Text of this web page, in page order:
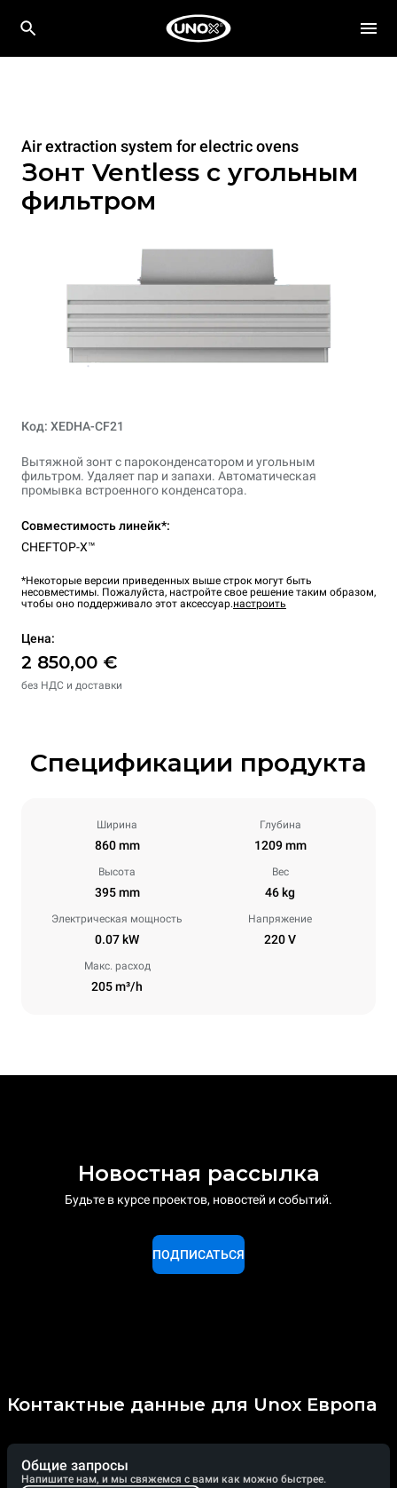
Air extraction system for electric ovens
Зонт Ventless c угольным
фильтром
Код: XEDHA-CF21
Вытяжной зонт с пароконденсатором и угольным
фильтром. Удаляет пар и запахи. Автоматическая
промывка встроенного конденсатора.
Совместимость линейк*:
CHEFTOP-X™
*Некоторые версии приведенных выше строк могут быть
несовместимы. Пожалуйста, настройте свое решение таким образом,
чтобы оно поддерживало этот аксессуар.настроить
Цена:
2 850,00 €
без НДС и доставки
Спецификации продукта
Ширина
860 mm
Глубина
1209 mm
Высота
395 mm
Вес
46 kg
Электрическая мощность
0.07 kW
Напряжение
220 V
Макс. расход
205 m³/h
Новостная рассылка
Будьте в курсе проектов, новостей и событий.
ПОДПИСАТЬСЯ
Контактные данные для Unox Европа
Общие запросы
Напишите нам, и мы свяжемся с вами как можно быстрее.